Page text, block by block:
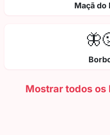
Maçã do
Mostrar todos os